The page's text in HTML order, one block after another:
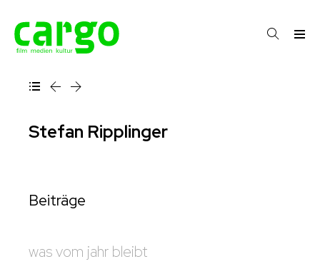
Stefan Ripplinger
Beiträge
was vom jahr bleibt